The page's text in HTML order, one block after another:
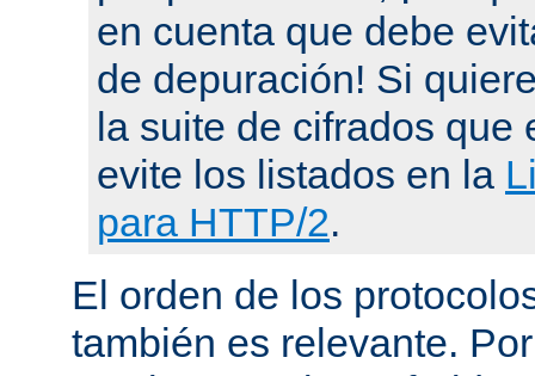
en cuenta que debe
de depuración! Si
la suite de cifrados que
evite los listados en la
para HTTP/2.
El orden de los
también es relevante.